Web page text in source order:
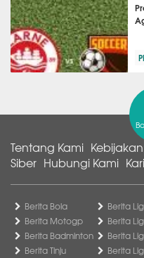
Tentang Kami
Siber Hubungi Kami
Berita Bola
Berita Motogp
Berita Badminton
Berita Tinju
Berita
Berita
Berita
Berita